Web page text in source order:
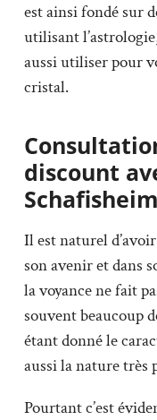
est ainsi fondé sur
utilisant
aussi utiliser pour
cristal.
discount
Schafisheim
Il est naturel
son avenir et dans
la voyance ne fait
souvent beaucoup
étant donné le
aussi la nature très
Pourtant c’est